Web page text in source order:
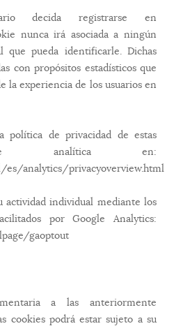
decida registrarse en
nunca irá asociada a ningún
que pueda identificarle. Dichas
con propósitos estadísticos que
la experiencia de los usuarios en
política de privacidad de estas
de analítica en:
analytics/privacyoverview.html
actividad individual mediante los
por Google Analytics:
gaoptout
a las anteriormente
cookies podrá estar sujeto a su